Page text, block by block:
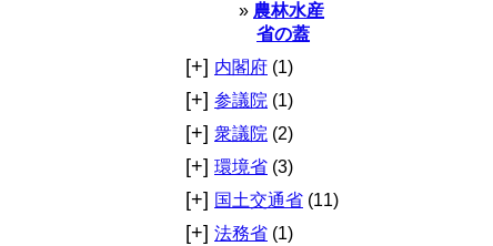
農林水産
省の蓋
[+] 内閣府 (1)
[+] 参議院 (1)
[+] 衆議院 (2)
[+] 環境省 (3)
[+] 国土交通省 (11)
[+] 法務省 (1)